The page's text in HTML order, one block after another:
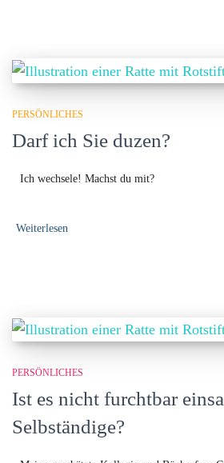
PERSÖNLICHES
Darf ich Sie duzen?
Ich wechsele! Machst du mit?
Weiterlesen
PERSÖNLICHES
Ist es nicht furchtbar
Selbständige?